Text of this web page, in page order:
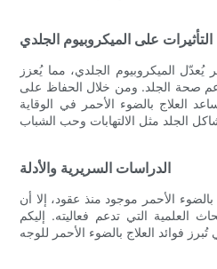
التأثيرات على الميكروبيوم الجلدي
يُعدّل الميكروبيوم الجلدي، مما يُعزز
صحة الجلد. ومن خلال الحفاظ على
العلاج بالضوء الأحمر في الوقاية
الدراسات السريرية والأدلة
الأحمر موجود منذ عقود، إلا أن
العلمية التي تدعم فعاليته. إليكم